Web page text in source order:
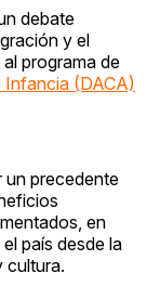
debate
y el
programa de
Infancia (DACA)
un precedente
en
país desde la
cultura.